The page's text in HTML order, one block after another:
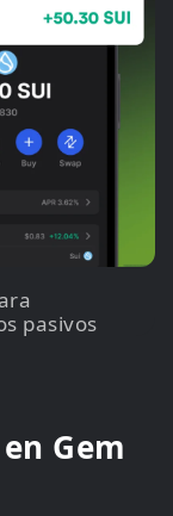
pasivos
Gem